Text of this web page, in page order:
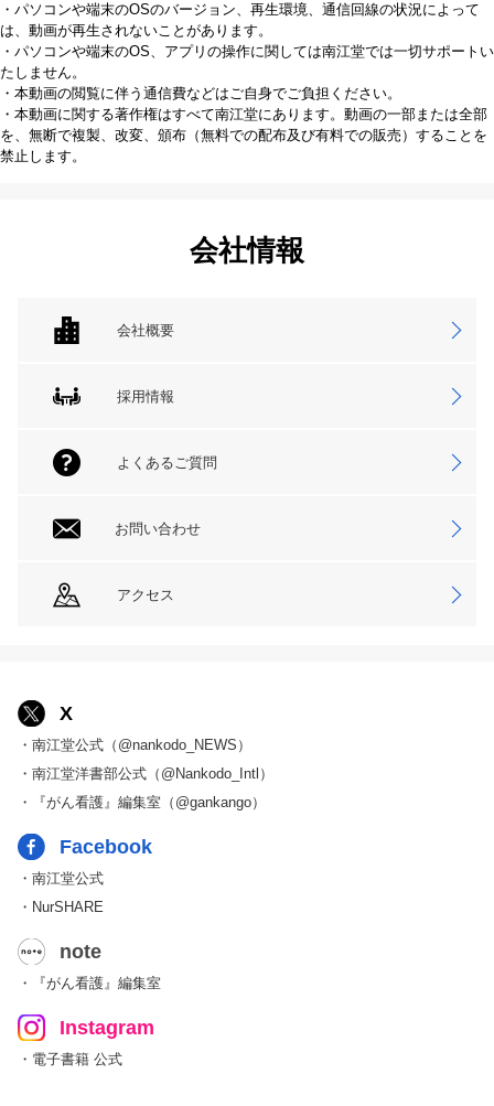
・パソコンや端末のOSのバージョン、再生環境、通信回線の状況によって
は、動画が再生されないことがあります。
・パソコンや端末のOS、アプリの操作に関しては南江堂では一切サポートい
たしません。
・本動画の閲覧に伴う通信費などはご自身でご負担ください。
・本動画に関する著作権はすべて南江堂にあります。動画の一部または全部
を、無断で複製、改変、頒布（無料での配布及び有料での販売）することを
禁止します。
会社情報
会社概要
採用情報
よくあるご質問
お問い合わせ
アクセス
X
・南江堂公式（@nankodo_NEWS）
・南江堂洋書部公式（@Nankodo_Intl）
・『がん看護』編集室（@gankango）
Facebook
・南江堂公式
・NurSHARE
note
・『がん看護』編集室
Instagram
・電子書籍 公式